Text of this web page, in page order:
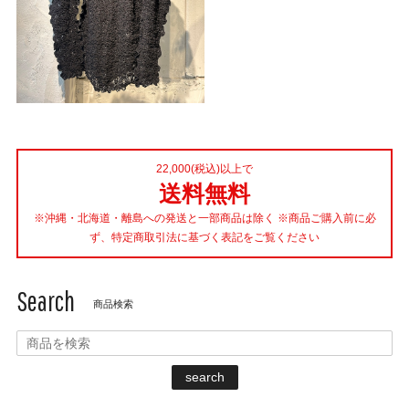
22,000(税込)以上で
送料無料
※沖縄・北海道・離島への発送と一部商品は除く ※商品ご購入前に必
ず、特定商取引法に基づく表記をご覧ください
Search 商品検索
search